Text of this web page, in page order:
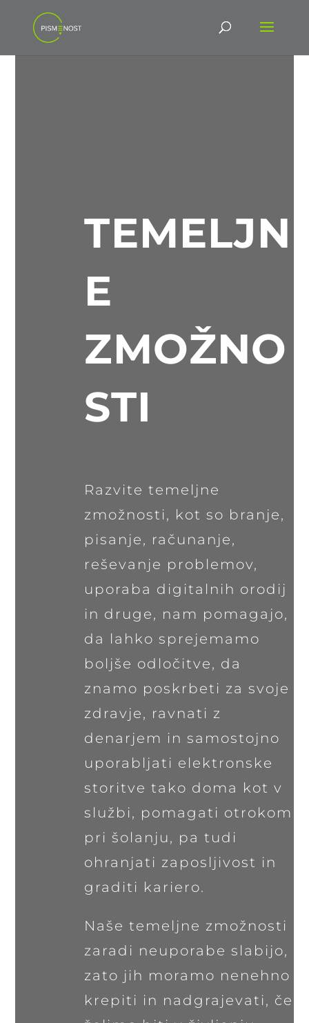
TEMELJN
E
ZMOŽNO
STI
Razvite temeljne
zmožnosti, kot so branje,
pisanje, računanje,
reševanje problemov,
uporaba digitalnih orodij
in druge, nam pomagajo,
da lahko sprejemamo
boljše odločitve, da
znamo poskrbeti za svoje
zdravje, ravnati z
denarjem in samostojno
uporabljati elektronske
storitve tako doma kot v
službi, pomagati otrokom
pri šolanju, pa tudi
ohranjati zaposljivost in
graditi kariero.
Naše temeljne zmožnosti
zaradi neuporabe slabijo,
zato jih moramo nenehno
krepiti in nadgrajevati, če